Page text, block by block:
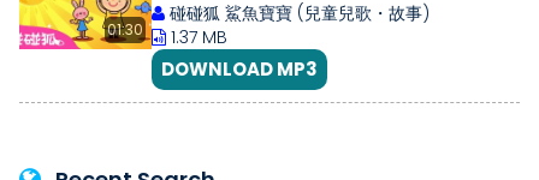
01:30
碰碰狐 鯊魚寶寶 (兒童兒歌・故事)
1.37 MB
DOWNLOAD MP3